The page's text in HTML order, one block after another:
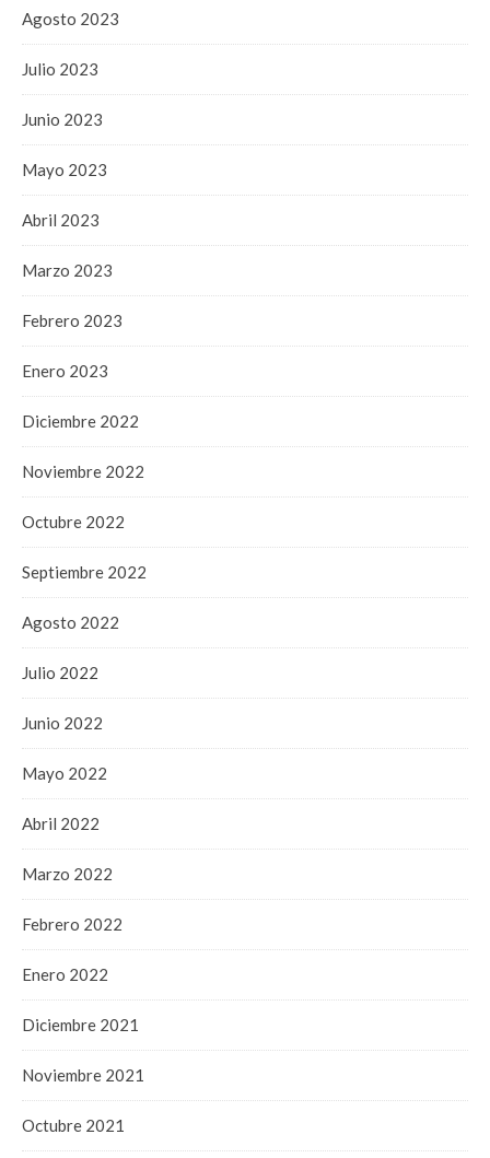
Agosto 2023
Julio 2023
Junio 2023
Mayo 2023
Abril 2023
Marzo 2023
Febrero 2023
Enero 2023
Diciembre 2022
Noviembre 2022
Octubre 2022
Septiembre 2022
Agosto 2022
Julio 2022
Junio 2022
Mayo 2022
Abril 2022
Marzo 2022
Febrero 2022
Enero 2022
Diciembre 2021
Noviembre 2021
Octubre 2021